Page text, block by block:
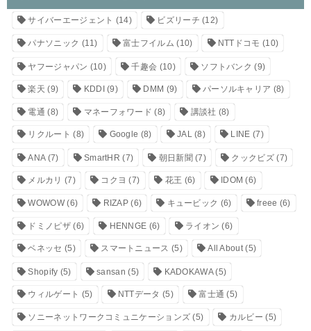
サイバーエージェント (14) ビズリーチ (12)
パナソニック (11) 富士フイルム (10) NTTドコモ (10)
ヤフージャパン (10) 千趣会 (10) ソフトバンク (9)
楽天 (9) KDDI (9) DMM (9) パーソルキャリア (8)
電通 (8) マネーフォワード (8) 講談社 (8)
リクルート (8) Google (8) JAL(8) LINE (7)
ANA(7) SmartHR (7) 朝日新聞 (7) クックビズ(7)
メルカリ (7) コクヨ (7) 花王 (6) IDOM (6)
WOWOW(6) RIZAP (6) キュービック (6) freee (6)
ドミノピザ(6) HENNGE (6) ライオン (6)
ベネッセ (5) スマートニュース (5) All About(5)
Shopify (5) sansan (5) KADOKAWA(5)
ウィルゲート (5) NTTデータ (5) 富士通 (5)
ソニーネットワークコミュニケーションズ (5) カルビー (5)